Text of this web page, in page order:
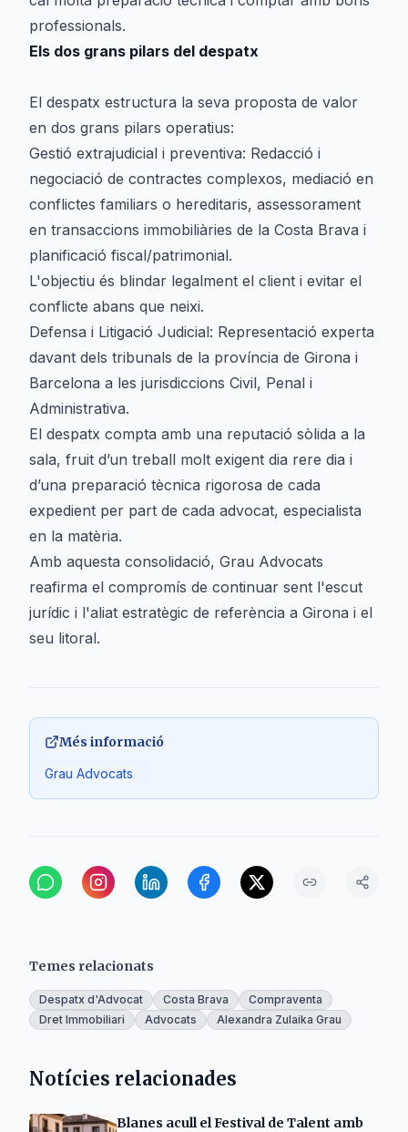
professionals.
Els dos grans pilars del despatx
El despatx estructura la seva proposta de valor
en dos grans pilars operatius:
Gestió extrajudicial i preventiva: Redacció i
negociació de contractes complexos, mediació en
conflictes familiars o hereditaris, assessorament
en transaccions immobiliàries de la Costa Brava i
planificació fiscal/patrimonial.
L'objectiu és blindar legalment el client i evitar el
conflicte abans que neixi.
Defensa i Litigació Judicial: Representació experta
davant dels tribunals de la província de Girona i
Barcelona a les jurisdiccions Civil, Penal i
Administrativa.
El despatx compta amb una reputació sòlida a la
sala, fruit d’un treball molt exigent dia rere dia i
d’una preparació tècnica rigorosa de cada
expedient per part de cada advocat, especialista
en la matèria.
Amb aquesta consolidació, Grau Advocats
reafirma el compromís de continuar sent l'escut
jurídic i l'aliat estratègic de referència a Girona i el
seu litoral.
Més informació
Grau Advocats
Temes relacionats
Despatx d'Advocat Costa Brava
Compraventa
Dret Immobiliari
Advocats Alexandra Zulaika Grau
Notícies relacionades
Blanes acull el Festival de Talent amb